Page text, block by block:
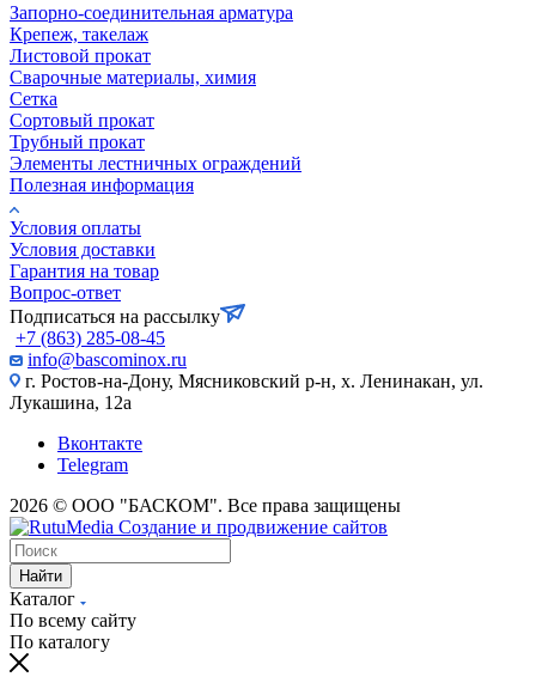
Запорно-соединительная арматура
Крепеж, такелаж
Листовой прокат
Сварочные материалы, химия
Сетка
Сортовый прокат
Трубный прокат
Элементы лестничных ограждений
Полезная информация
Условия оплаты
Условия доставки
Гарантия на товар
Вопрос-ответ
Подписаться на рассылку
+7 (863) 285-08-45
info@bascominox.ru
г. Ростов-на-Дону, Мясниковский р-н, х. Ленинакан, ул.
Лукашина, 12а
Вконтакте
Telegram
2026 © ООО "БАСКОМ". Все права защищены
Найти
Каталог
По всему сайту
По каталогу